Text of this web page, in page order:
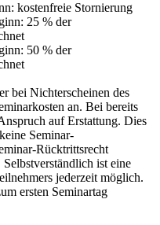
kostenfreie Stornierung
25 % der
50 % der
bei Nichterscheinen des
an. Bei bereits
auf Erstattung. Dies
Seminar-
Rücktrittsrecht
ist eine
jederzeit möglich.
ersten Seminartag